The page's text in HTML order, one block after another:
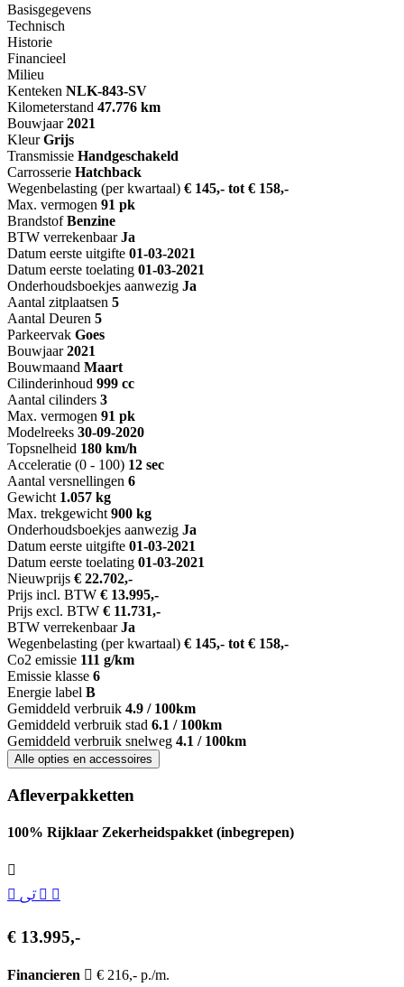
Basisgegevens
Technisch
Historie
Financieel
Milieu
Kenteken NLK-843-SV
Kilometerstand 47.776 km
Bouwjaar 2021
Kleur Grijs
Transmissie Handgeschakeld
Carrosserie Hatchback
Wegenbelasting (per kwartaal) € 145,- tot € 158,-
Max. vermogen 91 pk
Brandstof Benzine
BTW verrekenbaar Ja
Datum eerste uitgifte 01-03-2021
Datum eerste toelating 01-03-2021
Onderhoudsboekjes aanwezig Ja
Aantal zitplaatsen 5
Aantal Deuren 5
Parkeervak Goes
Bouwjaar 2021
Bouwmaand Maart
Cilinderinhoud 999 cc
Aantal cilinders 3
Max. vermogen 91 pk
Modelreeks 30-09-2020
Topsnelheid 180 km/h
Acceleratie (0 - 100) 12 sec
Aantal versnellingen 6
Gewicht 1.057 kg
Max. trekgewicht 900 kg
Onderhoudsboekjes aanwezig Ja
Datum eerste uitgifte 01-03-2021
Datum eerste toelating 01-03-2021
Nieuwprijs € 22.702,-
Prijs incl. BTW € 13.995,-
Prijs excl. BTW € 11.731,-
BTW verrekenbaar Ja
Wegenbelasting (per kwartaal) € 145,- tot € 158,-
Co2 emissie 111 g/km
Emissie klasse 6
Energie label B
Gemiddeld verbruik 4.9 / 100km
Gemiddeld verbruik stad 6.1 / 100km
Gemiddeld verbruik snelweg 4.1 / 100km
Alle opties en accessoires
Afleverpakketten
100% Rijklaar Zekerheidspakket (inbegrepen)
€ 13.995,-
Financieren
€ 216,- p./m.